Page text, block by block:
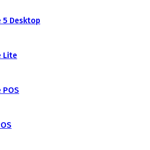
5 Desktop
Lite
POS